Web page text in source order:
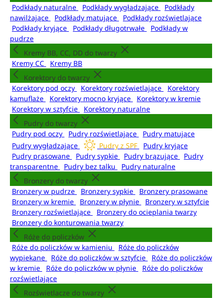
Podkłady naturalne
Podkłady wygładzające
Podkłady
nawilżające
Podkłady matujące
Podkłady rozświetlające
Podkłady kryjące
Podkłady długotrwałe
Podkłady w
pudrze
Kremy BB, CC, DD do twarzy
Kremy CC
Kremy BB
Korektory do twarzy
Korektory pod oczy
Korektory rozświetlające
Korektory
kamuflaże
Korektory mocno kryjące
Korektory w kremie
Korektory w sztyfcie
Korektory naturalne
Pudry do twarzy
Pudry pod oczy
Pudry rozświetlające
Pudry matujące
Pudry wygładzające
Pudry z SPF
Pudry kryjące
Pudry prasowane
Pudry sypkie Pudry brązujące
Pudry
transparentne
Pudry bez talku
Pudry naturalne
Bronzery do twarzy
Bronzery w pudrze
Bronzery sypkie
Bronzery prasowane
Bronzery w kremie
Bronzery w płynie
Bronzery w sztyfcie
Bronzery rozświetlające
Bronzery do ocieplania twarzy
Bronzery do konturowania twarzy
Róże do policzków
Róże do policzków w kamieniu
Róże do policzków
wypiekane
Róże do policzków w sztyfcie
Róże do policzków
w kremie
Róże do policzków w płynie
Róże do policzków
rozświetlające
Rozświetlacze do twarzy